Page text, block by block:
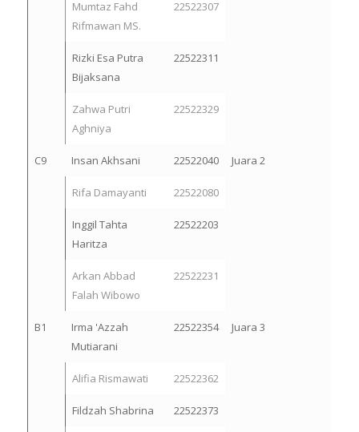
Mumtaz Fahd
Rifmawan MS.
22522307
Rizki Esa Putra
Bijaksana
22522311
Zahwa Putri
Aghniya
22522329
C9 Insan Akhsani 22522040 Juara 2
Rifa Damayanti 22522080
Inggil Tahta
Haritza
22522203
Arkan Abbad
Falah Wibowo
22522231
B1
Irma 'Azzah
Mutiarani
22522354 Juara 3
Alifia Rismawati 22522362
Fildzah Shabrina 22522373